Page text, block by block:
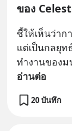
ของ
ชี้ให้เห็นว่าก
แต่เป็นกลยุท
ทำงานของม
อ่านต่อ
20 บันทึก